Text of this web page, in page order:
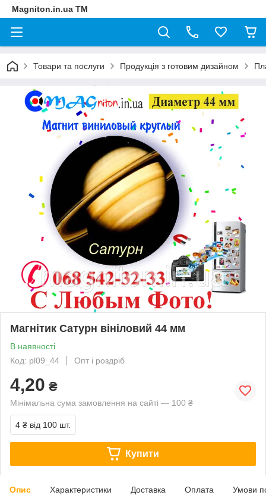
Magniton.in.ua ТМ
Товари та послуги Продукція з готовим дизайном
Магнітик Сатурн вініловий 44 мм
В наявності
Код: pl09_44
Опт і роздріб
4,20 ₴
Мінімальна сума замовлення на сайті — 100 ₴
4 ₴ від 100 шт.
Купити
Опис Характеристики Доставка Оплата Умови